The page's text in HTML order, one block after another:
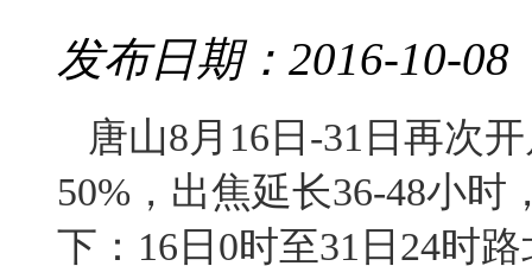
发布日期：2016-10-08
唐山8月16日-31日再次
50%，出焦延长36-48小
下：16日0时至31日24时